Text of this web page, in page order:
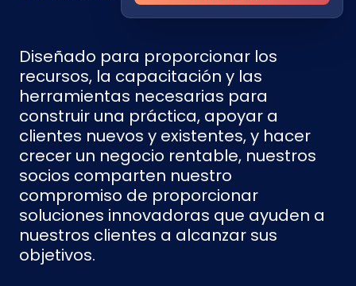
Diseñado para proporcionar los
recursos, la capacitación y las
herramientas necesarias para
construir una práctica, apoyar a
clientes nuevos y existentes, y hacer
crecer un negocio rentable, nuestros
socios comparten nuestro
compromiso de proporcionar
soluciones innovadoras que ayuden a
nuestros clientes a alcanzar sus
objetivos.